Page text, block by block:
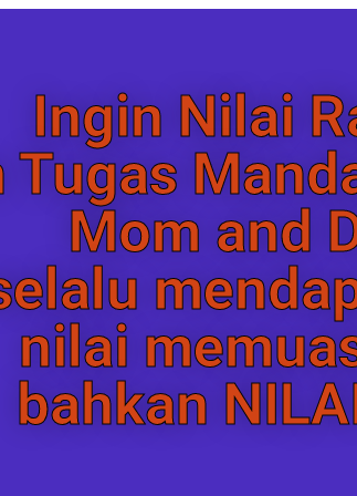
Ingin Nilai
Tugas
Mom and
nilai
bahkan